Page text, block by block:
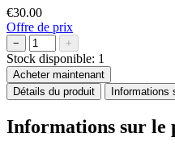
€30.00
Offre de prix
− +
Stock disponible: 1
Acheter maintenant
Détails du produit
Informations
Informations sur le